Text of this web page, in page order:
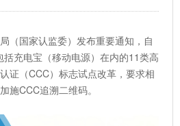
（国家认监委）发布重要通知，自
充电宝（移动电源）在内的11类高
证（CCC）标志试点改革，要求相
施CCC追溯二维码。